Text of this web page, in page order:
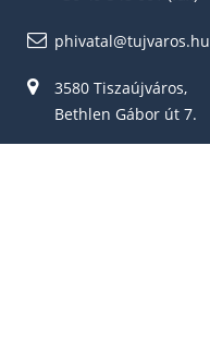
phivatal@tujvaros.hu
3580 Tiszaújváros,
Bethlen Gábor út 7.